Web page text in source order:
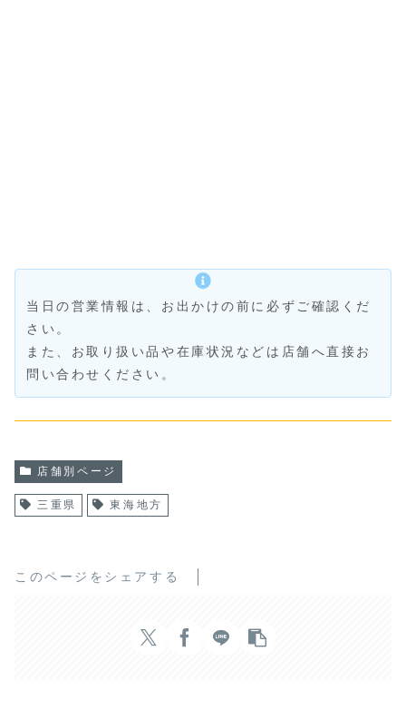
当日の営業情報は、お出かけの前に必ずご確認くだ
さい。
また、お取り扱い品や在庫状況などは店舗へ直接お
問い合わせください。
店舗別ページ
三重県 東海地方
このページをシェアする